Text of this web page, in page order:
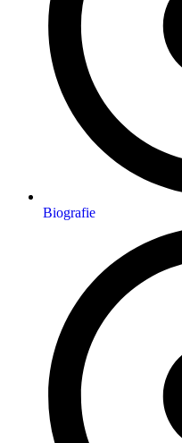
Biografie